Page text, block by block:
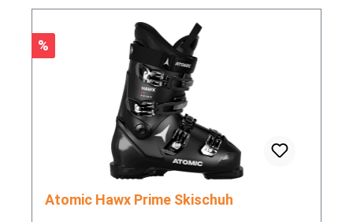
Rabatt
%
Atomic Hawx Prime Skischuh